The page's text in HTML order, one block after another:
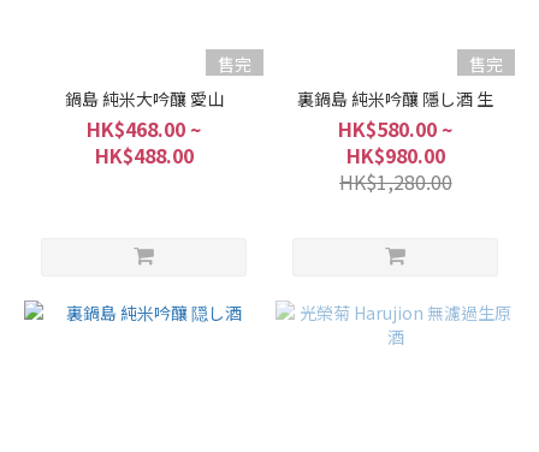
售完
鍋島 純米大吟釀 愛山
HK$468.00 ~
HK$488.00
售完
裏鍋島 純米吟釀 隱し酒 生
HK$580.00 ~
HK$980.00
HK$1,280.00